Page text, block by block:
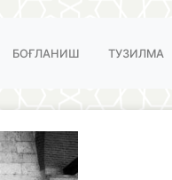
БОҒЛАНИШ ТУЗИЛМА